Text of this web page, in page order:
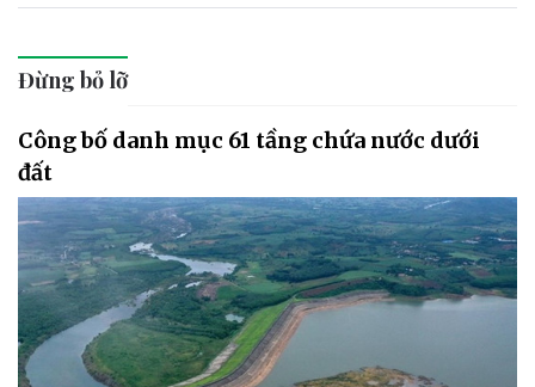
Đừng bỏ lỡ
Công bố danh mục 61 tầng chứa nước dưới
đất